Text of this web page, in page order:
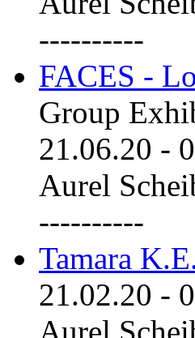
----------
FACES -
Group
21.06.20 -
Aurel
----------
Tamara
21.02.20 -
Aurel